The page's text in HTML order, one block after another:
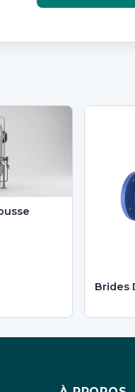
Brides